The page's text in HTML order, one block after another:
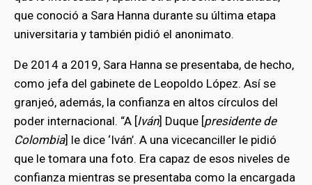
que conoció a Sara Hanna durante su última etapa
universitaria y también pidió el anonimato.
De 2014 a 2019, Sara Hanna se presentaba, de hecho,
como jefa del gabinete de Leopoldo López. Así se
granjeó, además, la confianza en altos círculos del
poder internacional. “A [Iván] Duque [presidente de
Colombia] le dice ‘Iván’. A una vicecanciller le pidió
que le tomara una foto. Era capaz de esos niveles de
confianza mientras se presentaba como la encargada